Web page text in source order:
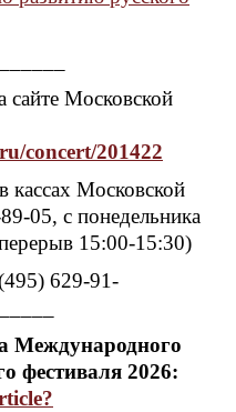
Московской
concert/201422
кассах Московской
05, с понедельника
15:00-15:30)
629-91-
Международного
фестиваля 2026: